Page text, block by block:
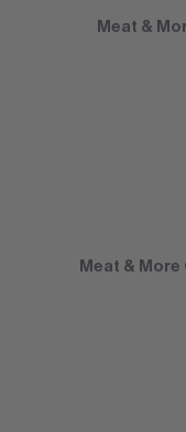
Meat &
Meat &